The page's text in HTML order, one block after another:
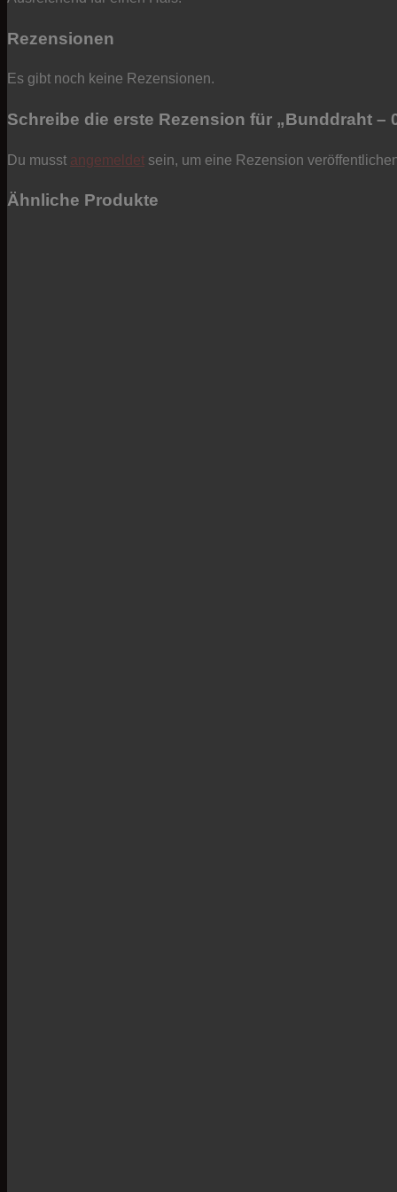
Rezensionen
Es gibt noch keine Rezensionen.
Schreibe die erste Rezension für „Bunddraht –
Du musst angemeldet sein, um eine Rezension
Ähnliche Produkte